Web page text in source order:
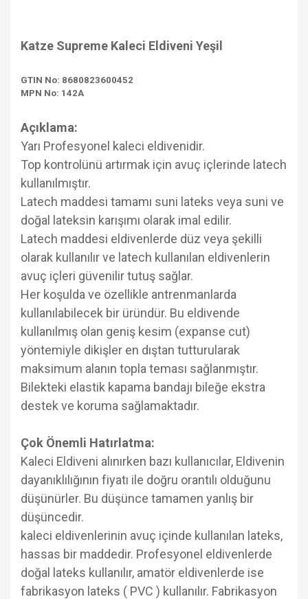
Katze Supreme Kaleci Eldiveni Yeşil
GTIN No: 8680823600452
MPN No: 142A
Açıklama:
Yarı Profesyonel kaleci eldivenidir.
Top kontrolünü artırmak için avuç içlerinde latech
kullanılmıştır.
Latech maddesi tamamı suni lateks veya suni ve
doğal lateksin karışımı olarak imal edilir.
Latech maddesi eldivenlerde düz veya şekilli
olarak kullanılır ve latech kullanılan eldivenlerin
avuç içleri güvenilir tutuş sağlar.
Her koşulda ve özellikle antrenmanlarda
kullanılabilecek bir üründür. Bu eldivende
kullanılmış olan geniş kesim (expanse cut)
yöntemiyle dikişler en dıştan tutturularak
maksimum alanın topla teması sağlanmıştır.
Bilekteki elastik kapama bandajı bileğe ekstra
destek ve koruma sağlamaktadır.
Çok Önemli Hatırlatma:
Kaleci Eldiveni alınırken bazı kullanıcılar, Eldivenin
dayanıklılığının fiyatı ile doğru orantılı olduğunu
düşünürler. Bu düşünce tamamen yanlış bir
düşüncedir.
kaleci eldivenlerinin avuç içinde kullanılan lateks,
hassas bir maddedir. Profesyonel eldivenlerde
doğal lateks kullanılır, amatör eldivenlerde ise
fabrikasyon lateks ( PVC ) kullanılır. Fabrikasyon